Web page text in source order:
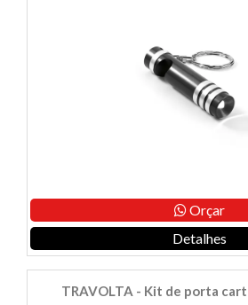
Orçar
Detalhes
TRAVOLTA - Kit de porta